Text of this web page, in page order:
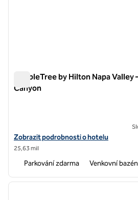
DoubleTree by Hilton Napa Valley
Canyon
Zobrazit detaily hotelu DoubleTree by
Zobrazit podrobnosti o hotelu
25,63 mil
Parkování zdarma Venkovní bazén
1 z 4